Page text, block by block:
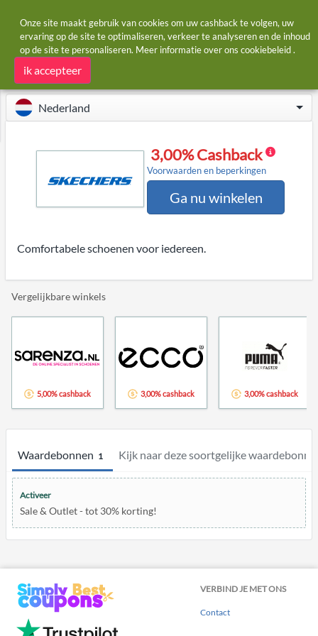
Startpagina Winkels Skechers
Skechers cashback
Nederland
Waardebonnen 1 Kijk naar deze soortgelijke
Activeer
Sale & Outlet - tot 30% korting!
3,00% Cashback
Voorwaarden en beperkingen
Ga nu winkelen
Comfortabele schoenen voor iedereen.
Vergelijkbare winkels
5,00% cashback 3,00% cashback 3,00% cashback
VERBIND JE MET ONS
Contact
Onze site maakt gebruik van cookies om uw cashback te volgen, uw
ervaring op de site te optimaliseren, verkeer te analyseren en de inhoud
op de site te personaliseren. Meer informatie over ons cookiebeleid.
ik accepteer